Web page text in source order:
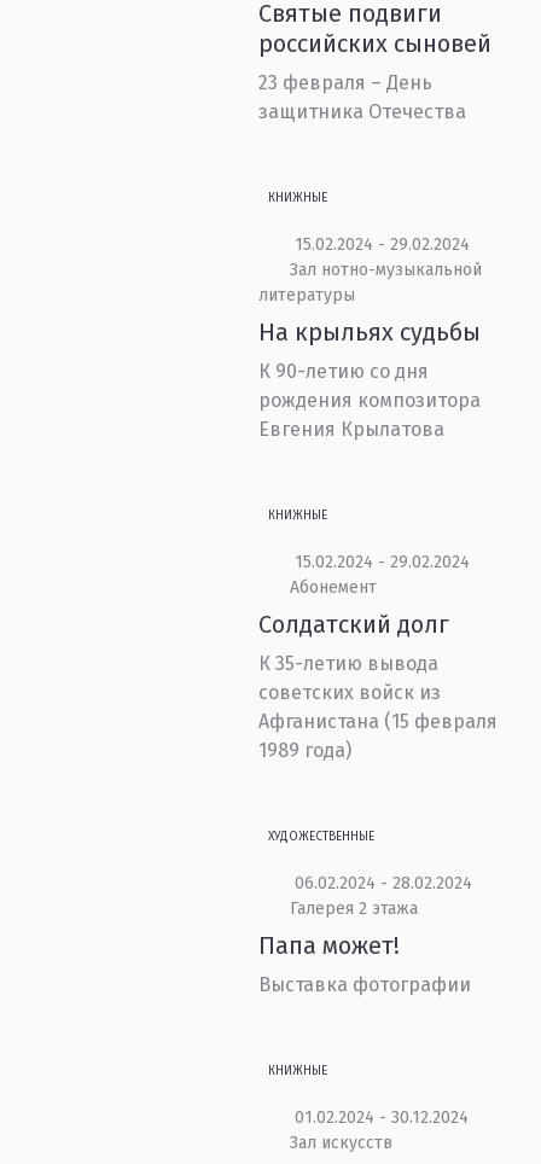
Святые подвиги
российских сыновей
23 февраля – День
защитника Отечества
КНИЖНЫЕ
15.02.2024 - 29.02.2024
Зал нотно-музыкальной
литературы
На крыльях судьбы
К 90-летию со дня
рождения композитора
Евгения Крылатова
КНИЖНЫЕ
15.02.2024 - 29.02.2024
Абонемент
Солдатский долг
К 35-летию вывода
советских войск из
Афганистана (15 февраля
1989 года)
ХУДОЖЕСТВЕННЫЕ
06.02.2024 - 28.02.2024
Галерея 2 этажа
Папа может!
Выставка фотографии
КНИЖНЫЕ
01.02.2024 - 30.12.2024
Зал искусств